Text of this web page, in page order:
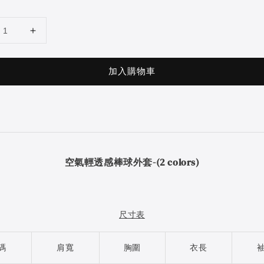
加入購物車
空氣輕透感棒球外套-(2 colors)
尺寸表
肩寬 胸圍 衣長